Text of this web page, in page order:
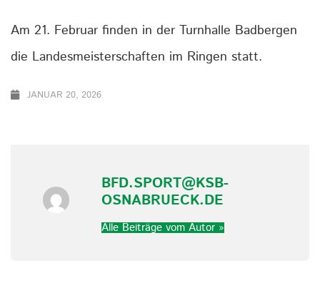
Am 21. Februar finden in der Turnhalle Badbergen
die Landesmeisterschaften im Ringen statt.
JANUAR 20, 2026
BFD.SPORT@KSB-
OSNABRUECK.DE
Alle Beiträge vom Autor »